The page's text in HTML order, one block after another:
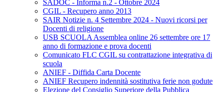
SADOC - Informa n.2 - Ottobre 2024
CGIL - Recupero anno 2013
SAIR Notizie n. 4 Settembre 2024 - Nuovi ricorsi per
Docenti di religione
USB SCUOLA Assemblea online 26 settembre ore 17
anno di formazione e prova docenti
Comunicato FLC CGIL su contrattazione integrativa di
scuola
ANIEF - Diffida Carta Docente
ANIEF Recupero indennità sostitutiva ferie non godute
Elezione del Consiglio Superiore della Pubblica